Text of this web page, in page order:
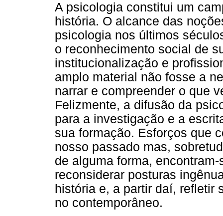
A psicologia constitui um
história. O alcance das
psicologia nos últimos
o reconhecimento social de
institucionalização e
amplo material não fosse a
narrar e compreender o que
Felizmente, a difusão da
para a investigação e a
sua formação. Esforços que
nosso passado mas,
de alguma forma,
reconsiderar posturas
história e, a partir daí, refletir
no contemporâneo.